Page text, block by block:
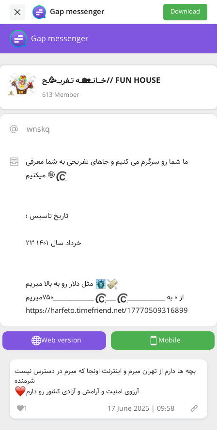
Gap messenger Download
Gap messenger
خــــانـــ🏡ـــه تــفریـــ🥳ــح// FUN HOUSE
613 Member
wnskq
ما شما رو سرگرم می کنیم و جاهای تفریحی به شما معرفی
میکنیم 🤪
تاریخ تاسیس ؛
۲۳ خرداد سال ۱۴۰۱
مثل دلار رو به بالا میریم
از ۰ به ___________
___
____________۷۵۰میریم
https://harfeto.timefriend.net/17770509316899
Web version Mobile
بچه ها دارم از تهران میرم و اینترنت اونجا که میرم در دسترس نیست
شرمنده
آرزوی امنیت و آرامش و آزادی کشور رو دارم
1
17 June 2025 | 09:58